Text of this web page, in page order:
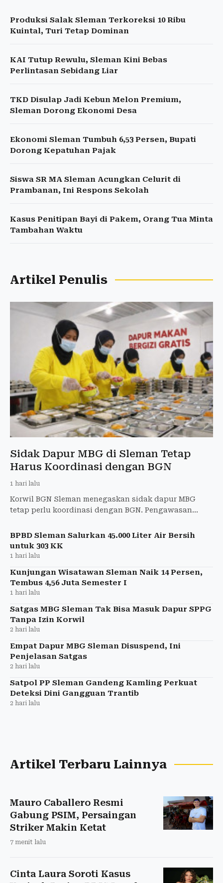
Produksi Salak Sleman Terkoreksi 10 Ribu
Kuintal, Turi Tetap Dominan
KAI Tutup Rewulu, Sleman Kini Bebas
Perlintasan Sebidang Liar
TKD Disulap Jadi Kebun Melon Premium,
Sleman Dorong Ekonomi Desa
Ekonomi Sleman Tumbuh 6,53 Persen, Bupati
Dorong Kepatuhan Pajak
Siswa SR MA Sleman Acungkan Celurit di
Prambanan, Ini Respons Sekolah
Kasus Penitipan Bayi di Pakem, Orang Tua Minta
Tambahan Waktu
Artikel Penulis
Sidak Dapur MBG di Sleman Tetap
Harus Koordinasi dengan BGN
1 hari lalu
Korwil BGN Sleman menegaskan sidak dapur MBG
tetap perlu koordinasi dengan BGN. Pengawasan
kondisi SPPG berjalan
BPBD Sleman Salurkan 45.000 Liter Air Bersih
untuk 303 KK
1 hari lalu
Kunjungan Wisatawan Sleman Naik 14 Persen,
Tembus 4,56 Juta Semester I
1 hari lalu
Satgas MBG Sleman Tak Bisa Masuk Dapur SPPG
Tanpa Izin Korwil
2 hari lalu
Empat Dapur MBG Sleman Disuspend, Ini
Penjelasan Satgas
2 hari lalu
Satpol PP Sleman Gandeng Kamling Perkuat
Deteksi Dini Gangguan Trantib
2 hari lalu
Artikel Terbaru Lainnya
Mauro Caballero Resmi
Gabung PSIM, Persaingan
Striker Makin Ketat
7 menit lalu
Cinta Laura Soroti Kasus